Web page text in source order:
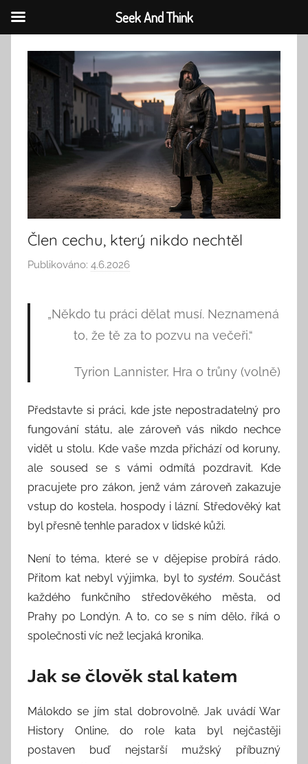
obsahu
Člen cechu, který nikdo nechtěl
Publikováno: 4.6.2026
o
r
S
e
k
A
i
„Někdo tu práci dělat musí. Neznamená
to, že tě za to pozvu na večeři.“
Tyrion Lannister, Hra o trůny (volně)
Představte si práci, kde jste nepostradatelný pro
fungování státu, ale zároveň vás nikdo nechce
vidět u stolu. Kde vaše mzda přichází od koruny,
ale soused se s vámi odmítá pozdravit. Kde
pracujete pro zákon, jenž vám zároveň zakazuje
vstup do kostela, hospody i lázní. Středověký kat
byl přesně tenhle paradox v lidské kůži.
Není to téma, které se v dějepise probírá rádo.
Přitom kat nebyl výjimka, byl tosystém. Součást
každého funkčního středověkého města, od
Prahy po Londýn. A to, co se s ním dělo, říká o
společnosti víc než lecjaká kronika.
Jak se člověk stal katem
Málokdo se jím stal dobrovolně. Jak uvádí War
History Online, do role kata byl nejčastěji
postaven buď nejstarší mužský příbuzný
Seek And Think